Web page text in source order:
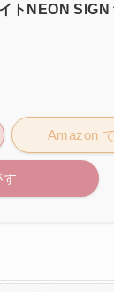
トNEON
Amazon
す